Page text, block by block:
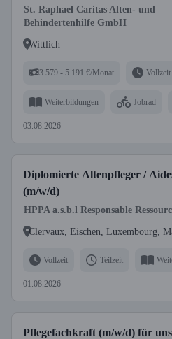
St. Raphael Caritas Alten- und
Behindertenhilfe GmbH
Wittlich
3.579 - 5.191 €/Monat Vollzeit
Weiterbildungen Jobrad
03.08.2026
Diplomierte Altenpfleger /
(m/w/d)
HPPA a.s.b.l Responsable
Clervaux, Eischen, Luxembourg,
Vollzeit Teilzeit
01.08.2026
Pflegefachkraft (m/w/d) für